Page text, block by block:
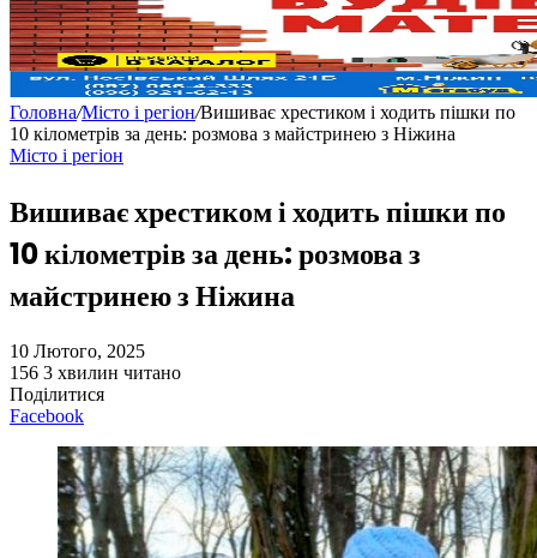
Головна/Місто і регіон/Вишиває хрестиком і ходить пішки по
10 кілометрів за день: розмова з майстринею з Ніжина
Місто і регіон
Вишиває хрестиком і ходить пішки по
10 кілометрів за день: розмова з
майстринею з Ніжина
10 Лютого, 2025
156 3 хвилин читано
Поділитися
Facebook